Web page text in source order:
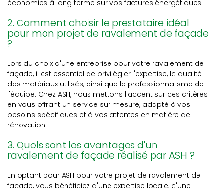
économies à long terme sur vos factures énergétiques.
2. Comment choisir le prestataire idéal
pour mon projet de ravalement de façade
?
Lors du choix d'une entreprise pour votre ravalement de
façade, il est essentiel de privilégier l'expertise, la qualité
des matériaux utilisés, ainsi que le professionnalisme de
l'équipe. Chez ASH, nous mettons l'accent sur ces critères
en vous offrant un service sur mesure, adapté à vos
besoins spécifiques et à vos attentes en matière de
rénovation.
3. Quels sont les avantages d'un
ravalement de façade réalisé par ASH ?
En optant pour ASH pour votre projet de ravalement de
façade, vous bénéficiez d'une expertise locale, d'une